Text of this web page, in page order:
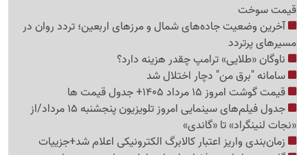
قیمت سوخت
آخرین وضعیت جاده‌های شمال و مرزهای اربعین؛ تردد روان در
مسیرهای پرتردد
ناوگان «طلایی» ترامپ چقدر هزینه دارد؟
سامانه "برق من" دچار اختلال شد
قیمت گوشت امروز 15 مرداد 1405+ جدول قیمت ها
جدول فیلم‌های سینمایی امروز تلویزیون پنجشنبه 15 مرداد/از
«نجات لنینگراد» تا «گاندی»
زمان‌بندی واریز اعتبار کالابرگ الکترونیکی اعلام شد+جزییات